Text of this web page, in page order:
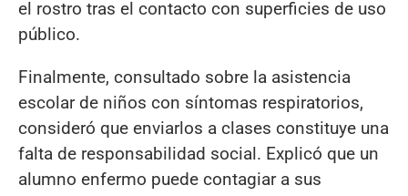
el rostro tras el contacto con superficies de uso
público.
Finalmente, consultado sobre la asistencia
escolar de niños con síntomas respiratorios,
consideró que enviarlos a clases constituye una
falta de responsabilidad social. Explicó que un
alumno enfermo puede contagiar a sus